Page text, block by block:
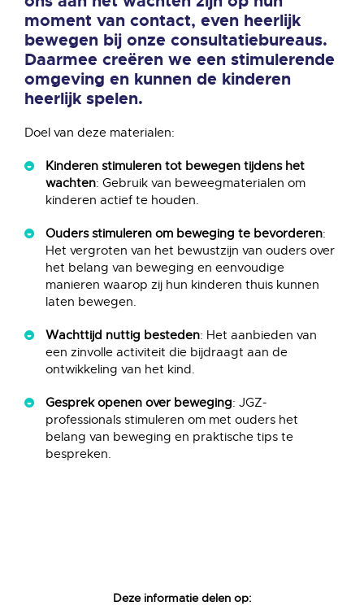
moment van contact, even heerlijk
bewegen bij onze consultatiebureaus.
Daarmee creëren we een stimulerende
omgeving en kunnen de kinderen
heerlijk spelen.
Doel van deze materialen:
Kinderen stimuleren tot bewegen tijdens het
wachten: Gebruik van beweegmaterialen om
kinderen actief te houden.
Ouders stimuleren om beweging te bevorderen:
Het vergroten van het bewustzijn van ouders over
het belang van beweging en eenvoudige
manieren waarop zij hun kinderen thuis kunnen
laten bewegen.
Wachttijd nuttig besteden: Het aanbieden van
een zinvolle activiteit die bijdraagt aan de
ontwikkeling van het kind.
Gesprek openen over beweging: JGZ-
professionals stimuleren om met ouders het
belang van beweging en praktische tips te
bespreken.
Deze informatie delen op: